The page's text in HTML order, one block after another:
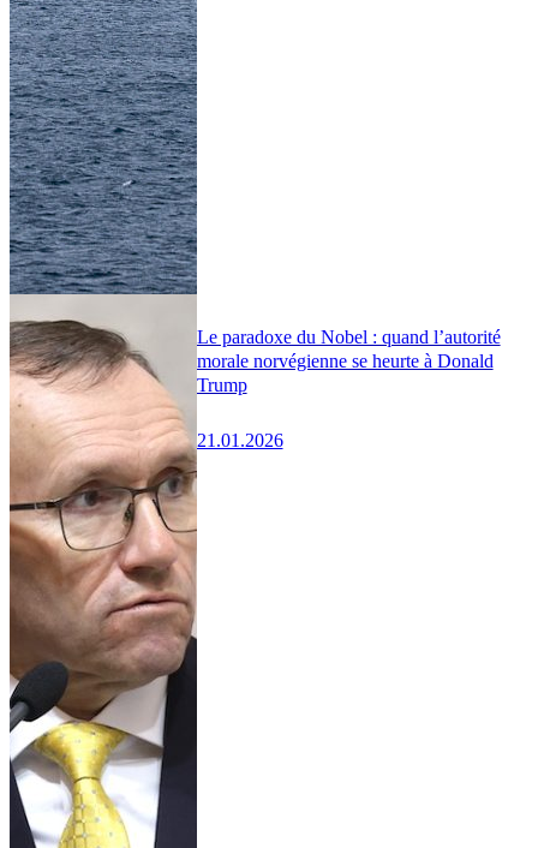
Le paradoxe du Nobel : quand l’autorité
morale norvégienne se heurte à Donald
Trump
21.01.2026